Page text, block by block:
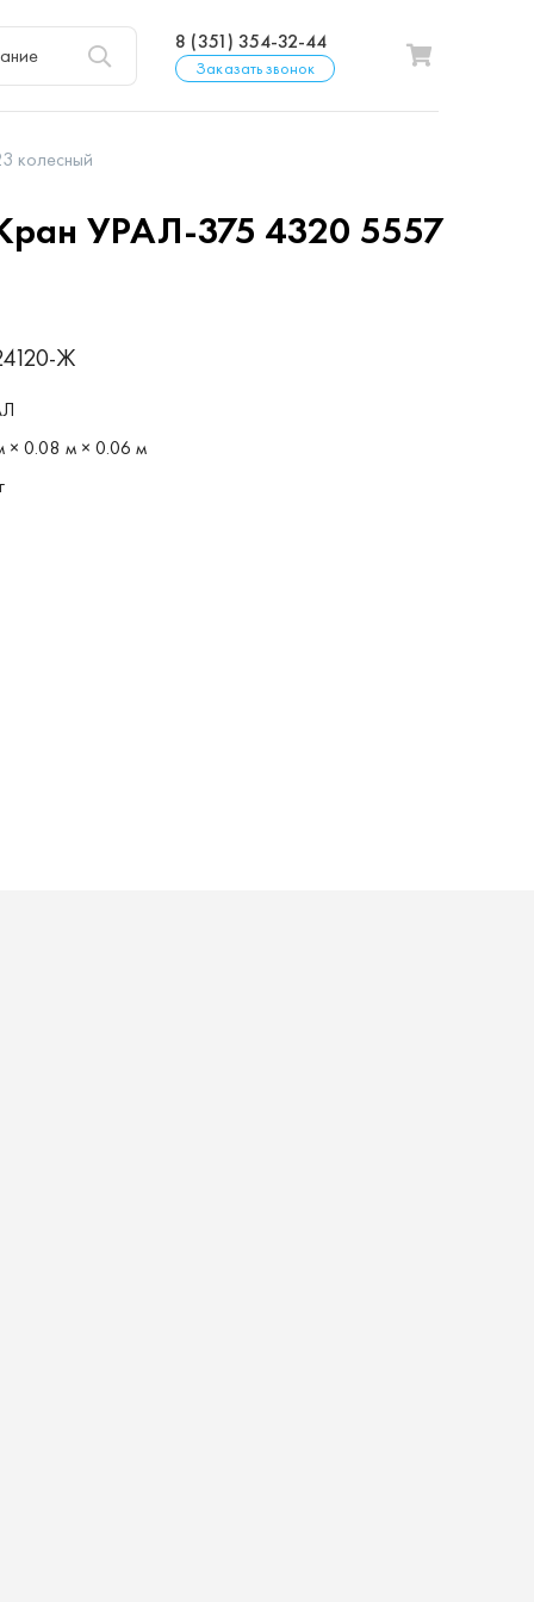
8 (351) 354-32-44
Заказать звонок
колесный
УРАЛ-375 4320 5557
Ж
× 0.08 м × 0.06 м